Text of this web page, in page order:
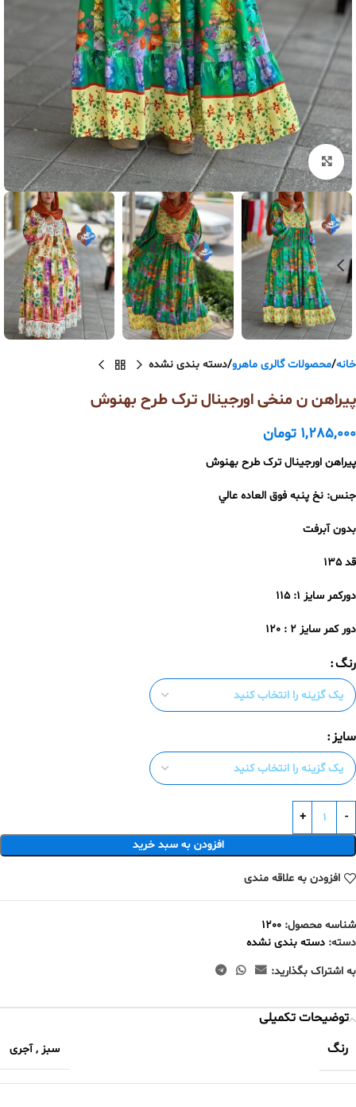
بزرگنمایی تصویر
خانه محصولات گالری ماهرو دسته بندی نشده
پیراهن ن منخی اورجینال ترک طرح بهنوش
1,285,000 تومان
پیراهن اورجینال ترک طرح بهنوش
جنس: نخ پنبه فوق العاده عالي
بدون آبرفت
قد ١٣٥
دوركمر سايز ١: ١١٥
دور كمر سايز ٢ : ١٢٠
رنگ
سایز
افزودن به سبد خرید
افزودن به علاقه مندی
شناسه محصول: 1200
دسته: دسته بندی نشده
به اشتراک بگذارید:
توضیحات تکمیلی
رنگ
سبز ,آجری